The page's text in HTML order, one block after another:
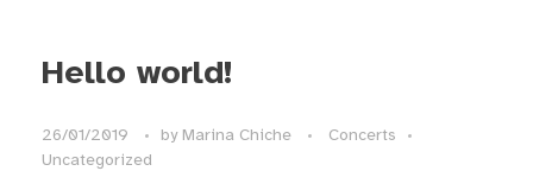
Hello world!
26/01/2019 by Marina Chiche
Concerts
Uncategorized